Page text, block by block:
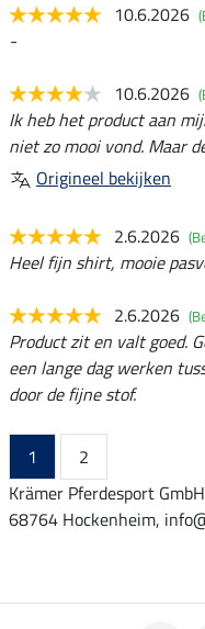
10.6.2026
-
10.6.2026
Ik heb het product aan
niet zo mooi vond. Maar
Origineel bekijken
2.6.2026
Heel fijn shirt, mooie
2.6.2026
Product zit en valt goed.
een lange dag werken
door de fijne stof.
1
2
Krämer Pferdesport
68764 Hockenheim,